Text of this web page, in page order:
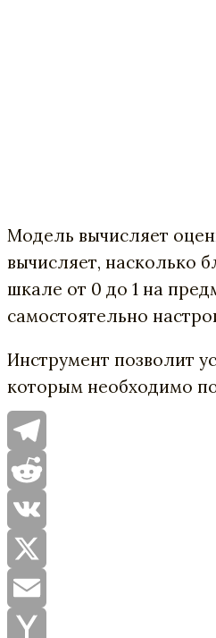
Модель вычисляет
вычисляет, насколько
шкале от 0 до 1 на
самостоятельно
Инструмент позволит
которым необходимо
Telegram
Reddit
VK
X
Email